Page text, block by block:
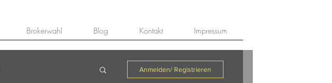
Brokerwahl Blog Kontakt Impressum
Anmelden/ Registrieren